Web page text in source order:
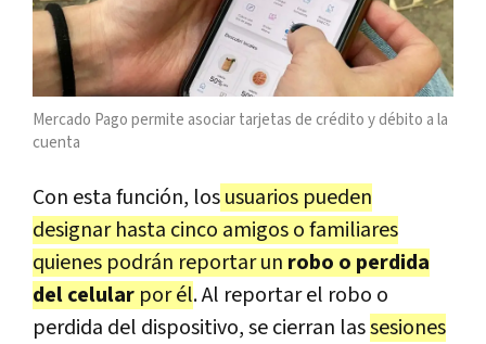
Mercado Pago permite asociar tarjetas de crédito y débito a la
cuenta
Con esta función, losusuarios pueden
designar hasta cinco amigos o familiares
quienes podrán reportar un robo o perdida
del celular por él. Al reportar el robo o
perdida del dispositivo, se cierran lassesiones